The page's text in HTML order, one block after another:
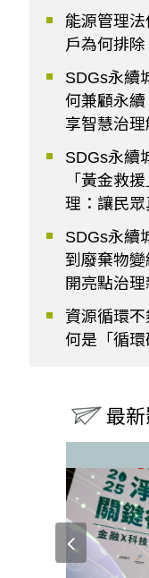
能源管理
戶為何排
SDGs永續
何兼顧永
享智慧治理
SDGs永續
「黃金救
理：讓民
SDGs永續
到廢棄物
開亮點治
資源循環
何是「循環
最